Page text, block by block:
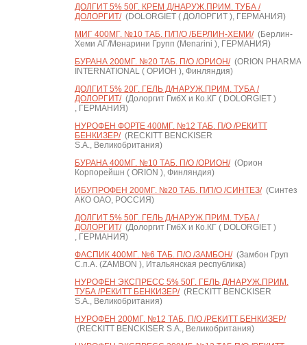
ДОЛГИТ 5% 50Г. КРЕМ Д/НАРУЖ.ПРИМ. ТУБА /
ДОЛОРГИТ/(DOLORGIET ( ДОЛОРГИТ ), ГЕРМАНИЯ)
МИГ 400МГ. №10 ТАБ. П/П/О /БЕРЛИН-ХЕМИ/(Берлин-
Хеми АГ/Менарини Групп (Menarini ), ГЕРМАНИЯ)
БУРАНА 200МГ. №20 ТАБ. П/О /ОРИОН/(ORION PHARMA
INTERNATIONAL ( ОРИОН ), Финляндия)
ДОЛГИТ 5% 20Г. ГЕЛЬ Д/НАРУЖ.ПРИМ. ТУБА /
ДОЛОРГИТ/(Долоргит ГмбХ и Ко.КГ ( DOLORGIET )
, ГЕРМАНИЯ)
НУРОФЕН ФОРТЕ 400МГ. №12 ТАБ. П/О /РЕКИТТ
БЕНКИЗЕР/(RECKITT BENCKISER
S.A., Великобритания)
БУРАНА 400МГ. №10 ТАБ. П/О /ОРИОН/(Орион
Корпорейшн ( ORION ), Финляндия)
ИБУПРОФЕН 200МГ. №20 ТАБ. П/П/О /СИНТЕЗ/(Синтез
АКО ОАО, РОССИЯ)
ДОЛГИТ 5% 50Г. ГЕЛЬ Д/НАРУЖ.ПРИМ. ТУБА /
ДОЛОРГИТ/(Долоргит ГмбХ и Ко.КГ ( DOLORGIET )
, ГЕРМАНИЯ)
ФАСПИК 400МГ. №6 ТАБ. П/О /ЗАМБОН/(Замбон Груп
С.п.А. (ZAMBON ), Итальянская республика)
НУРОФЕН ЭКСПРЕСС 5% 50Г. ГЕЛЬ Д/НАРУЖ.ПРИМ.
ТУБА /РЕКИТТ БЕНКИЗЕР/(RECKITT BENCKISER
S.A., Великобритания)
НУРОФЕН 200МГ. №12 ТАБ. П/О /РЕКИТТ БЕНКИЗЕР/
(RECKITT BENCKISER S.A., Великобритания)